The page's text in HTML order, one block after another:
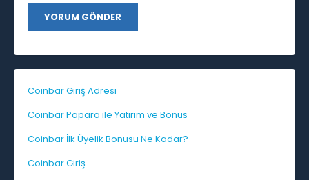
Coinbar Giriş Adresi
Coinbar Papara ile Yatırım ve Bonus
Coinbar İlk Üyelik Bonusu Ne Kadar?
Coinbar Giriş